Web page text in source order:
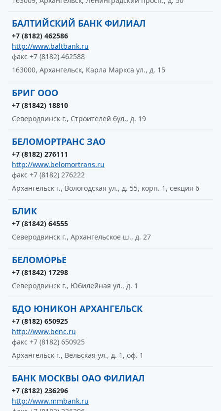
БАЛТИЙСКИЙ БАНК ФИЛИАЛ
+7 (8182) 462586
http://www.baltbank.ru
факс +7 (8182) 462588
163000, Архангельск, Карла Маркса ул., д. 15
БРИГ ООО
+7 (81842) 18810
Северодвинск г., Строителей бул., д. 19
БЕЛОМОРТРАНС ЗАО
+7 (8182) 276111
http://www.belomortrans.ru
факс +7 (8182) 276222
Архангельск г., Вологодская ул., д. 55, корп. 1, секция 6
БЛИК
+7 (81842) 64555
Северодвинск г., Архангельское ш., д. 27
БЕЛОМОРЬЕ
+7 (81842) 17298
Северодвинск г., Юбилейная ул., д. 1
БДО ЮНИКОН АРХАНГЕЛЬСК
+7 (8182) 650925
http://www.benc.ru
факс +7 (8182) 650925
Архангельск г., Вельская ул., д. 1, оф. 1
БАНК МОСКВЫ ОАО ФИЛИАЛ
+7 (8182) 236296
http://www.mmbank.ru